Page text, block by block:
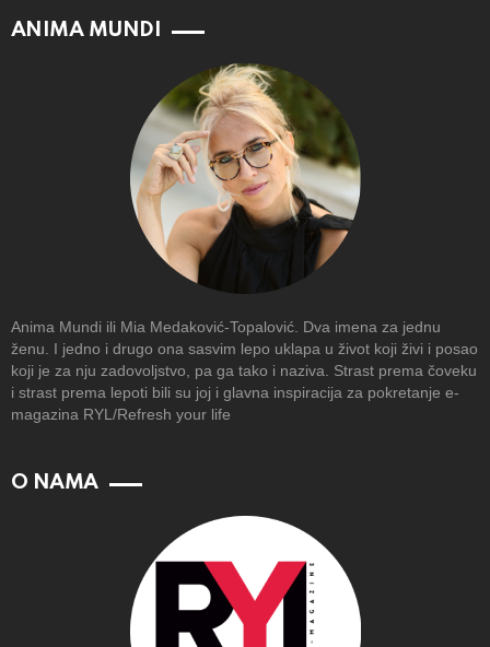
ANIMA MUNDI
Anima Mundi ili Mia Medaković-Topalović. Dva imena za jednu
ženu. I jedno i drugo ona sasvim lepo uklapa u život koji živi i posao
koji je za nju zadovoljstvo, pa ga tako i naziva. Strast prema čoveku
i strast prema lepoti bili su joj i glavna inspiracija za pokretanje e-
magazina RYL/Refresh your life
O NAMA